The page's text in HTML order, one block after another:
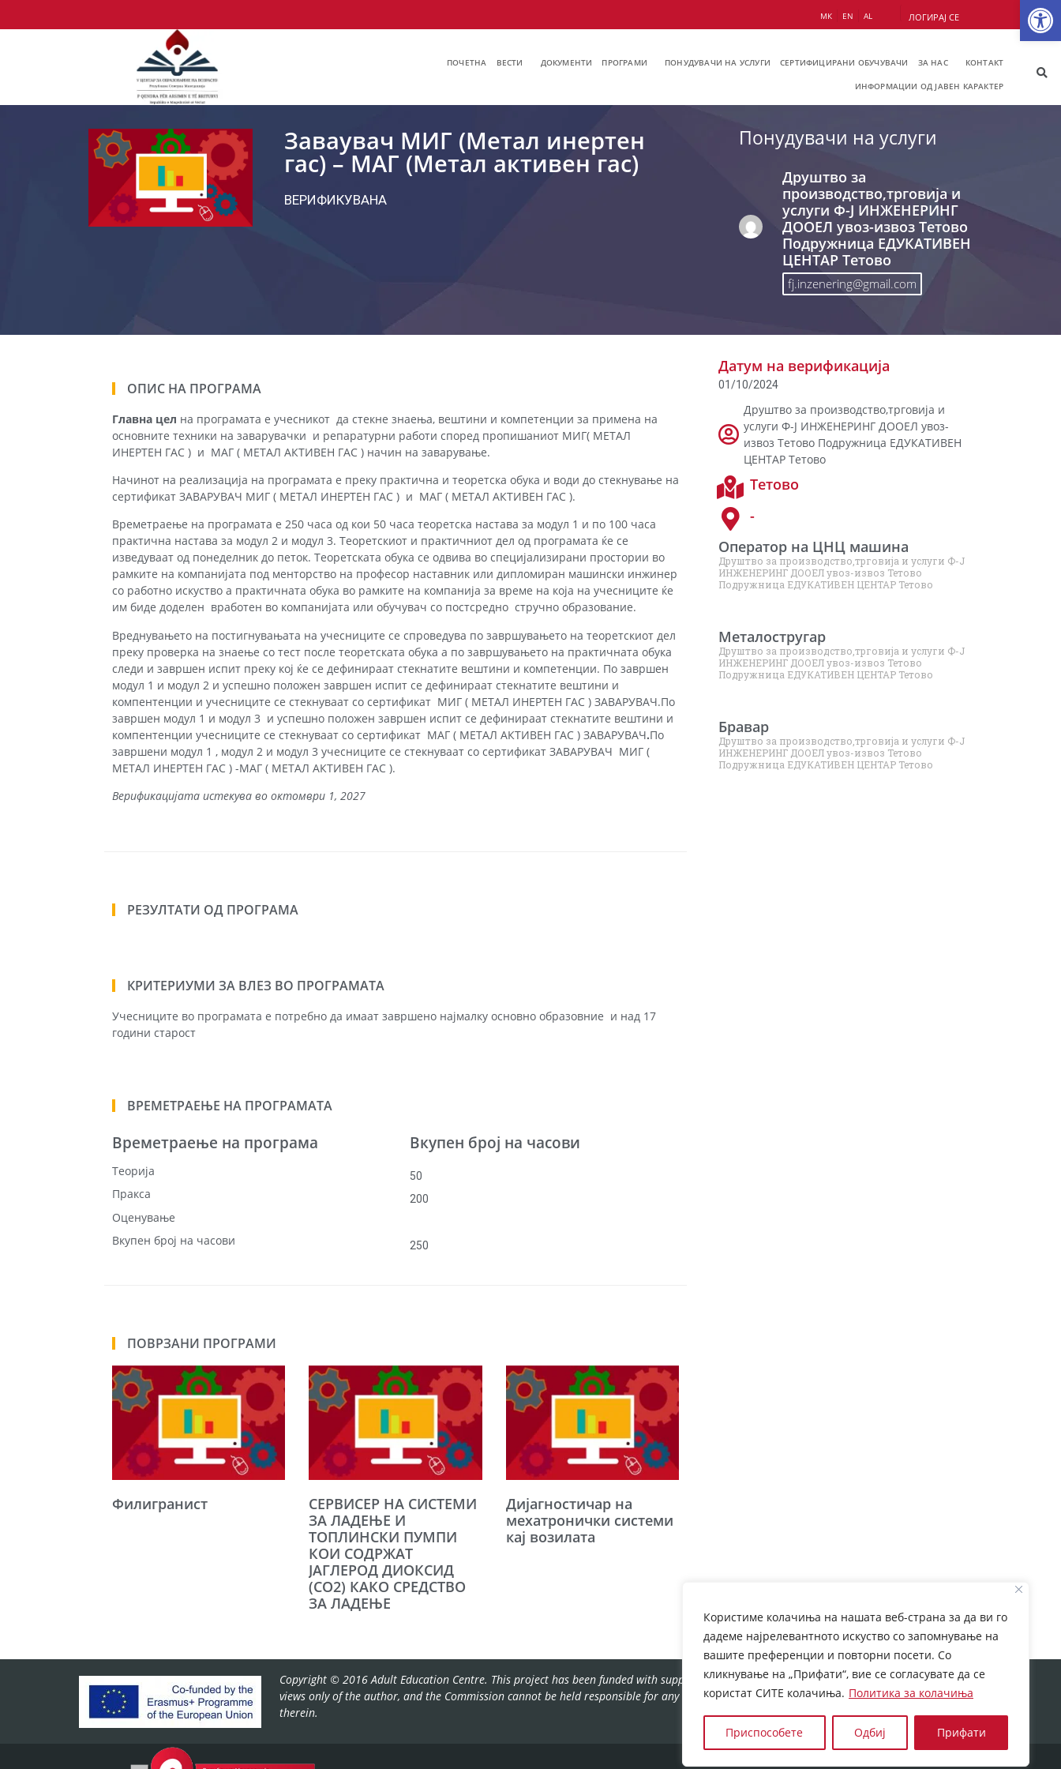
Користиме колачиња на нашата веб-страна за да ви го
дадеме најрелевантното искуство со запомнување на
вашите преференции и повторни посети. Со
кликнување на „Прифати“, вие се согласувате да се
користат СИТЕ колачиња. Политика за колачиња
Приспособете Одбиј Прифати
МК EN AL ЛОГИРАЈ СЕ
ПОЧЕТНА ВЕСТИ ДОКУМЕНТИ ПРОГРАМИ ПОНУДУВАЧИ НА УСЛУГИ СЕРТИФИЦИРАНИ ОБУЧУВАЧИ ЗА НАС КОНТАКТ
ИНФОРМАЦИИ ОД ЈАВЕН КАРАКТЕР
Заваувач МИГ (Метал инертен
гас) – МАГ (Метал активен гас)
ВЕРИФИКУВАНА
Понудувачи на услуги
Друштво за
производство,трговија и
услуги Ф-Ј ИНЖЕНЕРИНГ
ДООЕЛ увоз-извоз Тетово
Подружница ЕДУКАТИВЕН
ЦЕНТАР Тетово
fj.inzenering@gmail.com
ОПИС НА ПРОГРАМА
Главна цел на програмата е учесникот да стекне знаења, вештини и компетенции за примена на
основните техники на заварувачки и репаратурни работи според пропишаниот МИГ( МЕТАЛ
ИНЕРТЕН ГАС ) и МАГ ( МЕТАЛ АКТИВЕН ГАС ) начин на заварување.
Начинот на реализација на програмата е преку практична и теоретска обука и води до стекнување на
сертификат ЗАВАРУВАЧ МИГ ( МЕТАЛ ИНЕРТЕН ГАС ) и МАГ ( МЕТАЛ АКТИВЕН ГАС ).
Времетраење на програмата е 250 часа од кои 50 часа теоретска настава за модул 1 и по 100 часа
практична настава за модул 2 и модул 3. Теоретскиот и практичниот дел од програмата ќе се
изведуваат од понеделник до петок. Теоретската обука се одвива во специјализирани простории во
рамките на компанијата под менторство на професор наставник или дипломиран машински инжинер
со работно искуство а практичната обука во рамките на компанија за време на која на учесниците ќе
им биде доделен вработен во компанијата или обучувач со постсреднo стручно образование.
Вреднувањето на постигнувањата на учесниците се спроведува по завршувањето на теоретскиот дел
преку проверка на знаење со тест после теоретската обука а по завршувањето на практичната обука
следи и завршен испит преку кој ќе се дефинираат стекнатите вештини и компетенции. По завршен
модул 1 и модул 2 и успешно положен завршен испит се дефинираат стекнатите вештини и
компентенции и учесниците се стекнуваат со сертификат МИГ ( МЕТАЛ ИНЕРТЕН ГАС ) ЗАВАРУВАЧ.По
завршен модул 1 и модул 3 и успешно положен завршен испит се дефинираат стекнатите вештини и
компентенции учесниците се стекнуваат со сертификат МАГ ( МЕТАЛ АКТИВЕН ГАС ) ЗАВАРУВАЧ.По
завршени модул 1 , модул 2 и модул 3 учесниците се стекнуваат со сертификат ЗАВАРУВАЧ МИГ (
МЕТАЛ ИНЕРТЕН ГАС ) -МАГ ( МЕТАЛ АКТИВЕН ГАС ).
Верификацијата истекува во октомври 1, 2027
РЕЗУЛТАТИ ОД ПРОГРАМА
КРИТЕРИУМИ ЗА ВЛЕЗ ВО ПРОГРАМАТА
Учесниците во програмата е потребно да имаат завршено најмалку основно образовние и над 17
години старост
ВРЕМЕТРАЕЊЕ НА ПРОГРАМАТА
Времетраење на програма
Теорија
Вкупен број на часови
50
Пракса 200
Оценување
Вкупен број на часови
250
ПОВРЗАНИ ПРОГРАМИ
Филигранист
СЕРВИСЕР НА СИСТЕМИ
ЗА ЛАДЕЊЕ И
ТОПЛИНСКИ ПУМПИ
КОИ СОДРЖАТ
ЈАГЛЕРОД ДИОКСИД
(CO2) КАКО СРЕДСТВО
ЗА ЛАДЕЊЕ
Дијагностичар на
мехатронички системи
кај возилата
Датум на верификација
01/10/2024
Друштво за производство,трговија и
услуги Ф-Ј ИНЖЕНЕРИНГ ДООЕЛ увоз-
извоз Тетово Подружница ЕДУКАТИВЕН
ЦЕНТАР Тетово
Тетово
-
Оператор на ЦНЦ машина
Друштво за производство,трговија и услуги Ф-Ј
ИНЖЕНЕРИНГ ДООЕЛ увоз-извоз Тетово
Подружница ЕДУКАТИВЕН ЦЕНТАР Тетово
Металостругар
Друштво за производство,трговија и услуги Ф-Ј
ИНЖЕНЕРИНГ ДООЕЛ увоз-извоз Тетово
Подружница ЕДУКАТИВЕН ЦЕНТАР Тетово
Бравар
Друштво за производство,трговија и услуги Ф-Ј
ИНЖЕНЕРИНГ ДООЕЛ увоз-извоз Тетово
Подружница ЕДУКАТИВЕН ЦЕНТАР Тетово
Copyright © 2016 Adult Education Centre. This project has been funded with support from European Commission. This web site reflects the
views only of the author, and the Commission cannot be held responsible for any use which may be made of the information contained
therein.